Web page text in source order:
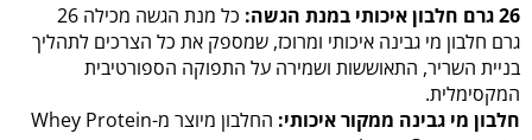
26 גרם חלבון איכותי במנת הגשה:
כל מנת הגשה מכילה 26
גרם חלבון מי גבינה איכותי ומרוכז, שמספק את כל הצרכים לתהליך
בניית השריר, התאוששות ושמירה על התפוקה הספורטיבית
המקסימלית.
חלבון מי גבינה ממקור איכותי:
החלבון מיוצר מ-Whey Protein